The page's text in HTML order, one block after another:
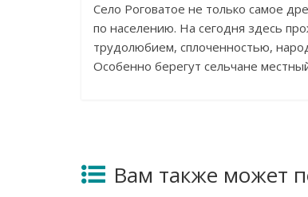
Село Роговатое не только самое
по населению. На сегодня здесь
трудолюбием, сплоченностью,
Особенно берегут сельчане
Вам также может